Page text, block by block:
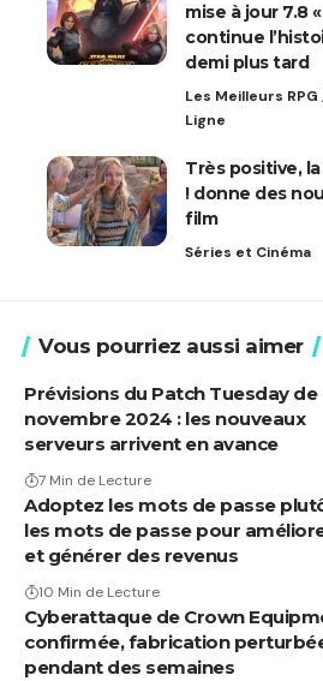
mise à jour 7.8
continue
demi plus tard
Les Meilleurs
Ligne
Très positive,
! donne des
film
Séries et Cinéma
Vous pourriez aussi aimer
Prévisions du Patch Tuesday de
novembre 2024 : les nouveaux
serveurs arrivent en avance
7 Min de Lecture
Adoptez les mots de passe
les mots de passe pour
et générer des revenus
10 Min de Lecture
Cyberattaque de Crown
confirmée, fabrication
pendant des semaines